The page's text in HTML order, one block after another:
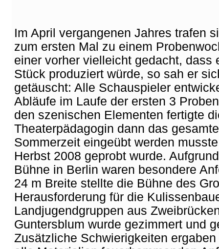
Im April vergangenen Jahres trafen
zum ersten Mal zu einem
einer vorher vielleicht gedacht, dass
Stück produziert würde, so sah er
getäuscht: Alle Schauspieler
Abläufe im Laufe der ersten 3
den szenischen Elementen fertigte
Theaterpädagogin dann das
Sommerzeit eingeübt werden
Herbst 2008 geprobt wurde.
Bühne in Berlin waren besondere
24 m Breite stellte die Bühne des
Herausforderung für die
Landjugendgruppen aus
Guntersblum wurde gezimmert und
Zusätzliche Schwierigkeiten